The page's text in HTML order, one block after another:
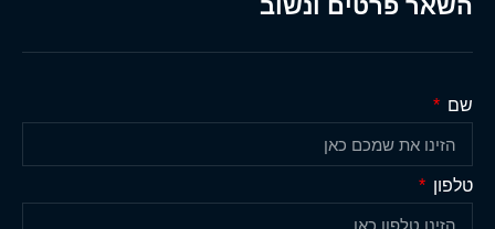
השאר פרטים ונשוב
שם
טלפון